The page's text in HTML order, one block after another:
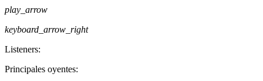
play_arrow
keyboard_arrow_right
Listeners:
Principales oyentes: